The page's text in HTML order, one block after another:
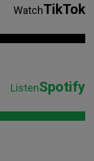
WatchTikTok
ListenSpotify